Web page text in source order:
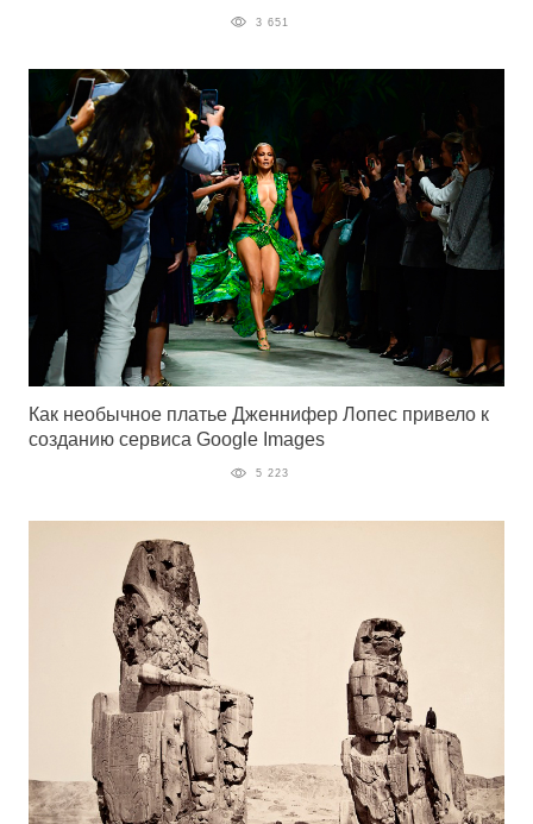
3 651
Как необычное платье Дженнифер Лопес привело к
созданию сервиса Google Images
5 223